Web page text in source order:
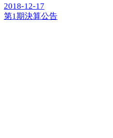
2018-12-17
第1期決算公告